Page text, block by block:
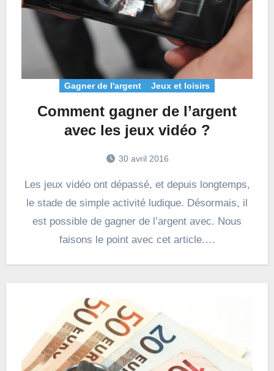
Gagner de l'argent Jeux et loisirs
Comment gagner de l’argent
avec les jeux vidéo ?
30 avril 2016
Les jeux vidéo ont dépassé, et depuis longtemps,
le stade de simple activité ludique. Désormais, il
est possible de gagner de l’argent avec. Nous
faisons le point avec cet article.…